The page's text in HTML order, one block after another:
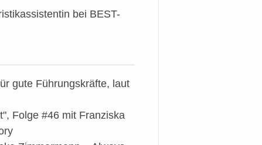
bei BEST-
gute Führungskräfte, laut
Folge #46 mit Franziska